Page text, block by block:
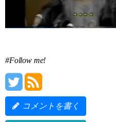
#Follow me!
コメントを書く